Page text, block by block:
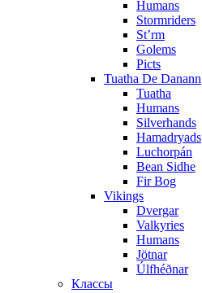
Humans
Stormriders
St’rm
Golems
Picts
Tuatha De Danann
Tuatha
Humans
Silverhands
Hamadryads
Luchorpán
Bean Sidhe
Fir Bog
Vikings
Dvergar
Valkyries
Humans
Jötnar
Úlfhéðnar
Классы